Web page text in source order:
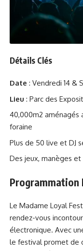
Détails Clés
Date : Vendredi 14 &
Lieu : Parc des
40,000m2 aménagés
foraine
Plus de 50 live et DJ
Des jeux, manèges
Programmation
Le Madame Loyal
rendez-vous
électronique. Avec
le festival promet de